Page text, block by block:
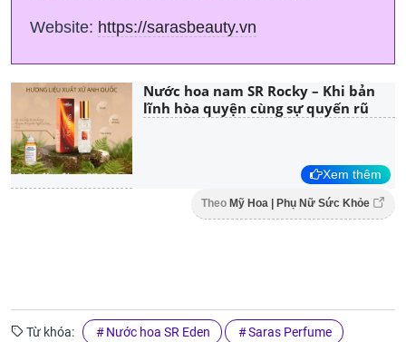
Website: https://sarasbeauty.vn
Nước hoa nam SR Rocky – Khi bản
lĩnh hòa quyện cùng sự quyến rũ
Xem thêm
Theo Mỹ Hoa | Phụ Nữ Sức Khỏe
Từ khóa: Nước hoa SR Eden Saras Perfume